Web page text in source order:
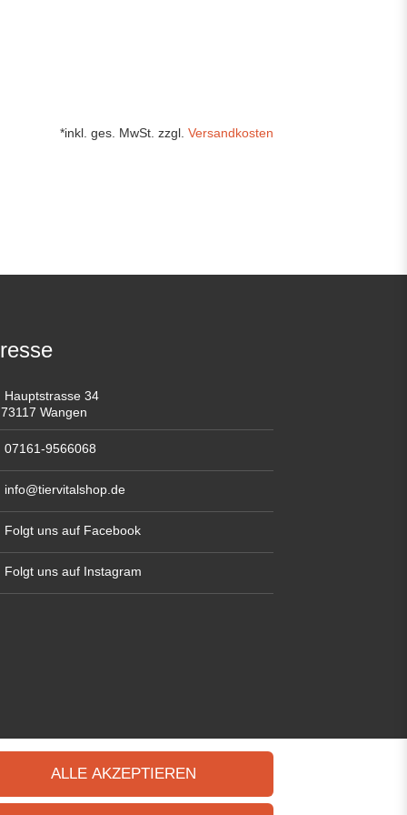
*inkl. ges. MwSt. zzgl. Versandkosten
Hauptstrasse 34
73117 Wangen
07161-9566068
info@tiervitalshop.de
Folgt uns auf Facebook
Folgt uns auf Instagram
ALLE AKZEPTIEREN